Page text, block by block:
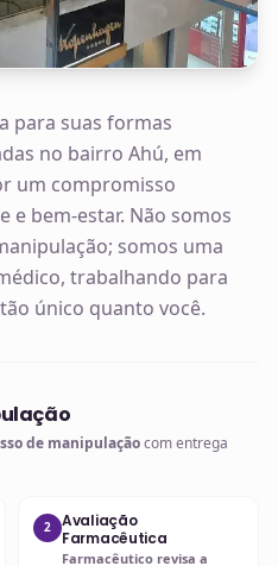
para suas formas
no bairro Ahú, em
um compromisso
e bem-estar. Não somos
somos uma
trabalhando para
único quanto você.
de manipulaçãocom entrega
2
Avaliação
Farmacêutica
Farmacêutico revisa a